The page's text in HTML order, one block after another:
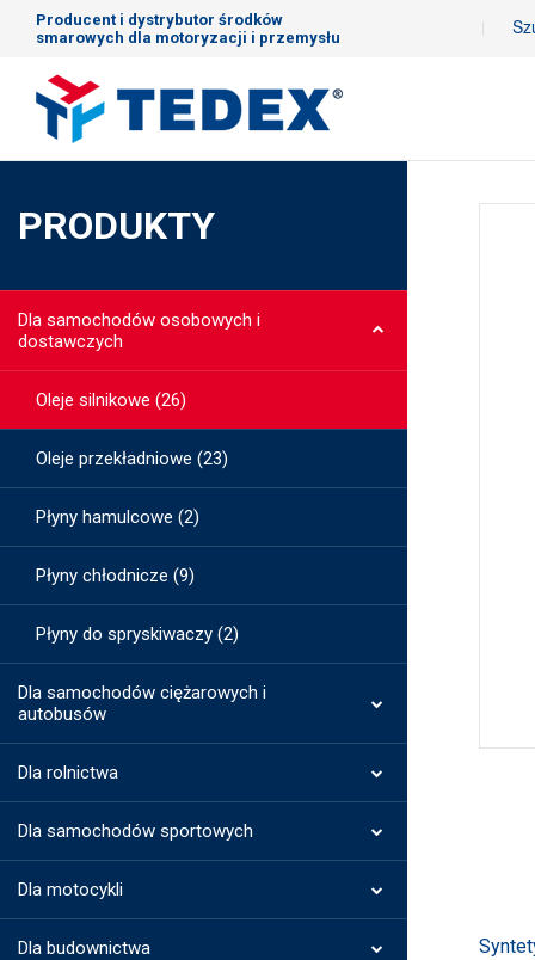
Producent i dystrybutor środków
smarowych dla motoryzacji i przemysłu
PRODUKTY
Dla samochodów osobowych i
dostawczych
Oleje silnikowe (26)
Oleje przekładniowe (23)
Płyny hamulcowe (2)
Płyny chłodnicze (9)
Płyny do spryskiwaczy (2)
Dla samochodów ciężarowych i
autobusów
Dla rolnictwa
Dla samochodów sportowych
Dla motocykli
Dla budownictwa